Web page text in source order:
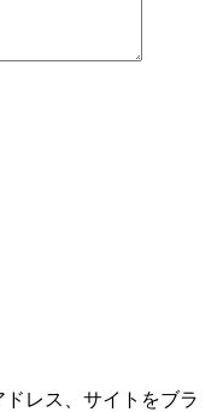
レス、サイトをブラ